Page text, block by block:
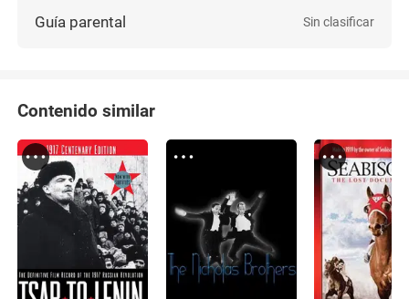
Guía parental Sin clasificar
Contenido similar